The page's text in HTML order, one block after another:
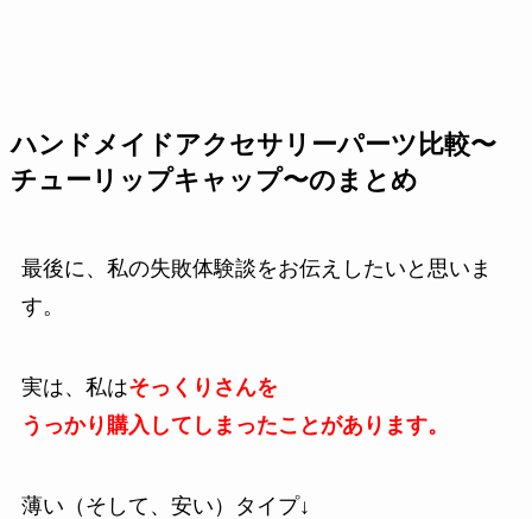
ハンドメイドアクセサリーパーツ比較〜
チューリップキャップ〜のまとめ
最後に、私の失敗体験談をお伝えしたいと思いま
す。
実は、私はそっくりさんを
うっかり購入してしまったことがあります。
薄い（そして、安い）タイプ↓